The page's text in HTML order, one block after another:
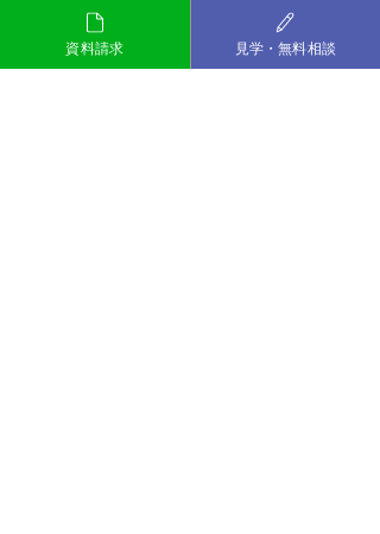
資料請求 見学・無料相談